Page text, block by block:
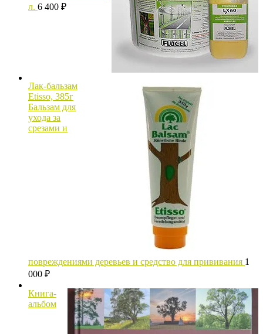
л. 6 400 ₽
Лак-бальзам
Etisso, 385г
Бальзам для
ухода за
срезами и
повреждениями деревьев и средство для прививания 1
000 ₽
Книга-
альбом